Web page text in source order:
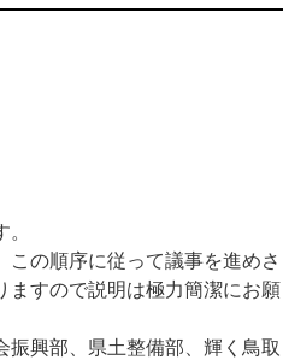
の順序に従って議事を進めさ
ますので説明は極力簡潔にお願
興部、県土整備部、輝く鳥取